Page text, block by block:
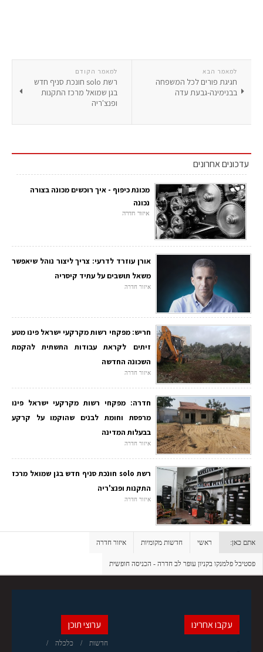
למאמר הקודם
רשת solo חונכת סניף חדש
בגן שמואל מרכז התקנות
ופנצ'ריה
למאמר הבא
חגיגת פורים לכל המשפחה
בבנימינה-גבעת עדה
עדכונים אחרונים
מכונת כיפוף - איך רוכשים מכונה בצורה
נכונה
איזור חדרה
אורן עוזרד לדרעי: צריך ליצור נוהל שיאפשר
משאל תושבים על עתיד קיסריה
איזור חדרה
חריש: מפקחי רשות מקרקעי ישראל פינו מטע
זיתים לקראת עבודות התשתית להקמת
השכונה החדשה
איזור חדרה
חדרה: מפקחי רשות מקרקעי ישראל פינו
מרפסת וחומת לבנים שהוקמו על קרקע
בבעלות המדינה
איזור חדרה
רשת solo חונכת סניף חדש בגן שמואל מרכז
התקנות ופנצ'ריה
איזור חדרה
אתם כאן: ראשי חדשות מקומיות איזור חדרה
פסטיבל פלמנקו בקניון עופר לב חדרה - הכניסה חופשית
ערוצי תוכן
חדשות כלכלה
עקבו אחרינו